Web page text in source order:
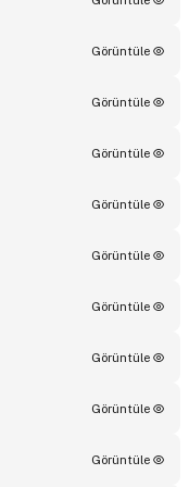
Görüntüle
Görüntüle
Görüntüle
Görüntüle
Görüntüle
Görüntüle
Görüntüle
Görüntüle
Görüntüle